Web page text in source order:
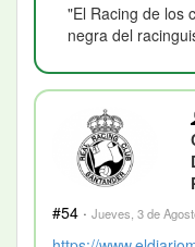
"El Racing de los
negra del
#54 · Jueves, 3 de